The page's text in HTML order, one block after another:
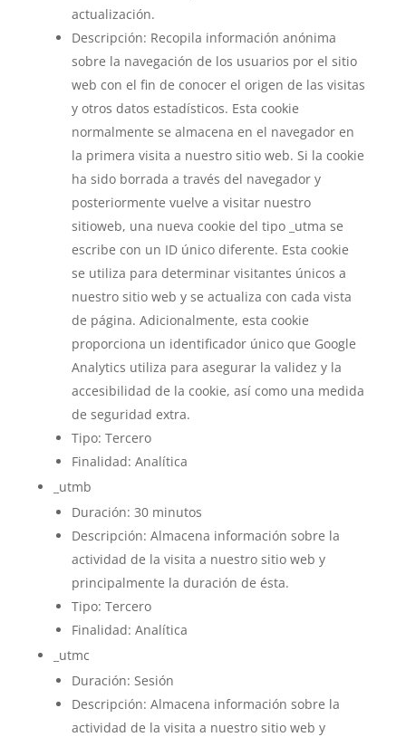
actualización.
Descripción: Recopila información anónima
sobre la navegación de los usuarios por el sitio
web con el fin de conocer el origen de las visitas
y otros datos estadísticos. Esta cookie
normalmente se almacena en el navegador en
la primera visita a nuestro sitio web. Si la cookie
ha sido borrada a través del navegador y
posteriormente vuelve a visitar nuestro
sitioweb, una nueva cookie del tipo _utma se
escribe con un ID único diferente. Esta cookie
se utiliza para determinar visitantes únicos a
nuestro sitio web y se actualiza con cada vista
de página. Adicionalmente, esta cookie
proporciona un identificador único que Google
Analytics utiliza para asegurar la validez y la
accesibilidad de la cookie, así como una medida
de seguridad extra.
Tipo: Tercero
Finalidad: Analítica
_utmb
Duración: 30 minutos
Descripción: Almacena información sobre la
actividad de la visita a nuestro sitio web y
principalmente la duración de ésta.
Tipo: Tercero
Finalidad: Analítica
_utmc
Duración: Sesión
Descripción: Almacena información sobre la
actividad de la visita a nuestro sitio web y